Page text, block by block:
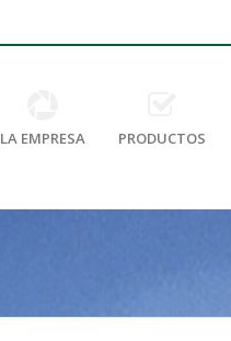
LA EMPRESA PRODUCTOS